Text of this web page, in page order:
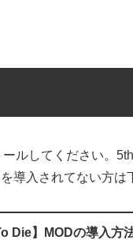
ルしてください。
導入されてない方は
Die】MODの導入